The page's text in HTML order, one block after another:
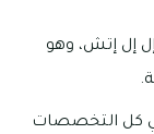
إل إتش، وهو
في كل التخصصات